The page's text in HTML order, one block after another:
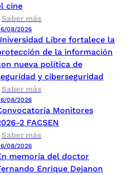
cine
Saber más
08/2026
Libre fortalece la
de la información
nueva política de
y ciberseguridad
Saber más
08/2026
Monitores
2 FACSEN
Saber más
08/2026
memoria del doctor
Enrique Dejanon